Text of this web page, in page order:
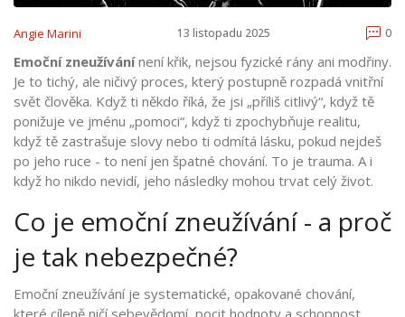
Angie Marini 13 listopadu 2025 0
Emoční zneužívánínení křik, nejsou fyzické rány ani modřiny.
Je to tichý, ale ničivý proces, který postupně rozpadá vnitřní
svět člověka. Když ti někdo říká, že jsi „příliš citlivý“, když tě
ponižuje ve jménu „pomoci“, když ti zpochybňuje realitu,
když tě zastrašuje slovy nebo ti odmítá lásku, pokud nejdeš
po jeho ruce - to není jen špatné chování. To je trauma. A i
když ho nikdo nevidí, jeho následky mohou trvat celý život.
Co je emoční zneužívání - a proč
je tak nebezpečné?
Emoční zneužívání je systematické, opakované chování,
které cíleně ničí sebevědomí, pocit hodnoty a schopnost